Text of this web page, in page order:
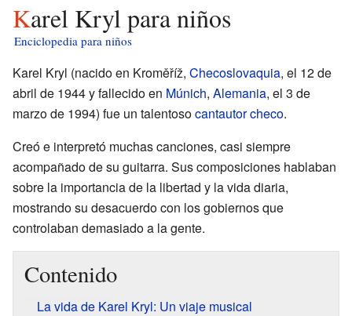
Karel Kryl para niños
Enciclopedia para niños
Karel Kryl (nacido en Kroměříž, Checoslovaquia, el 12 de
abril de 1944 y fallecido en Múnich, Alemania, el 3 de
marzo de 1994) fue un talentosocantautorcheco.
Creó e interpretó muchas canciones, casi siempre
acompañado de su guitarra. Sus composiciones hablaban
sobre la importancia de la libertad y la vida diaria,
mostrando su desacuerdo con los gobiernos que
controlaban demasiado a la gente.
Contenido
La vida de Karel Kryl: Un viaje musical